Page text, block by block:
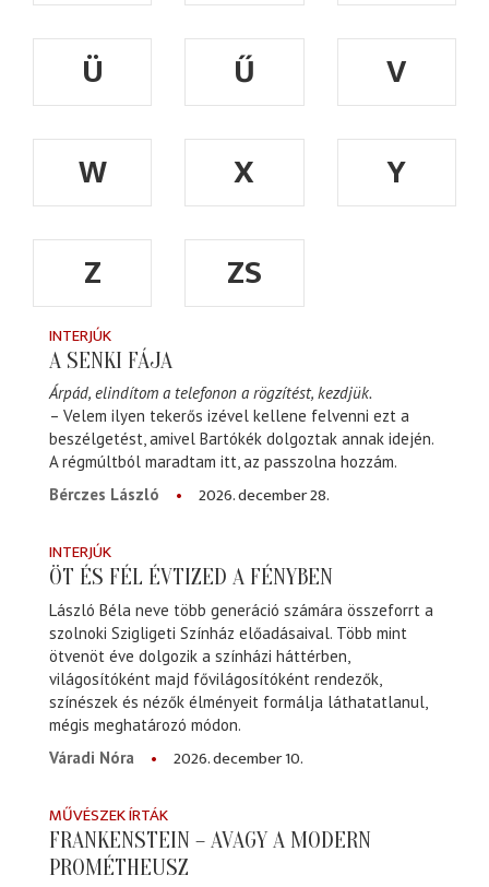
Ü
Ű
V
W
X
Y
Z
ZS
INTERJÚK
A SENKI FÁJA
Árpád, elindítom a telefonon a rögzítést, kezdjük.
– Velem ilyen tekerős izével kellene felvenni ezt a
beszélgetést, amivel Bartókék dolgoztak annak idején.
A régmúltból maradtam itt, az passzolna hozzám.
Bérczes László
2026. december 28.
INTERJÚK
ÖT ÉS FÉL ÉVTIZED A FÉNYBEN
László Béla neve több generáció számára összeforrt a
szolnoki Szigligeti Színház előadásaival. Több mint
ötvenöt éve dolgozik a színházi háttérben,
világosítóként majd fővilágosítóként rendezők,
színészek és nézők élményeit formálja láthatatlanul,
mégis meghatározó módon.
Váradi Nóra
2026. december 10.
MŰVÉSZEK ÍRTÁK
FRANKENSTEIN – AVAGY A MODERN
PROMÉTHEUSZ